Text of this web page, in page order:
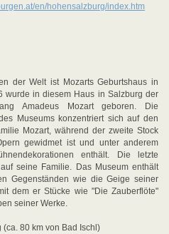
en/hohensalzburg/index.htm
der Welt ist Mozarts Geburtshaus in
wurde in diesem Haus in Salzburg der
Amadeus Mozart geboren. Die
Museums konzentriert sich auf den
Mozart, während der zweite Stock
gewidmet ist und unter anderem
enthält. Die letzte
seine Familie. Das Museum enthält
Gegenständen wie die Geige seiner
dem er Stücke wie "Die Zauberflöte"
seiner Werke.
80 km von Bad Ischl)